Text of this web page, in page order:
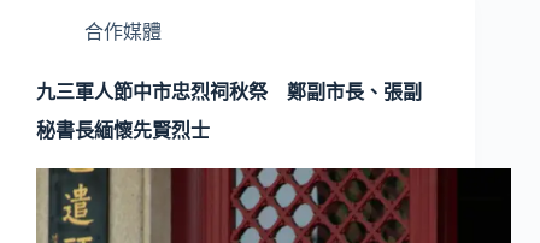
合作媒體
九三軍人節中市忠烈祠秋祭 鄭副市長、張副
秘書長緬懷先賢烈士